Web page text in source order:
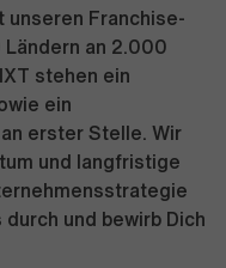
unseren Franchise-
Ländern an 2.000
stehen ein
ein
erster Stelle. Wir
und langfristige
und bewirb Dich